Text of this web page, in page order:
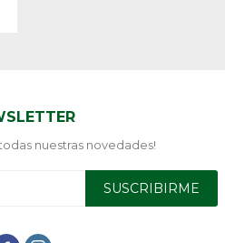
nuestras novedades!
SUSCRIBIRME